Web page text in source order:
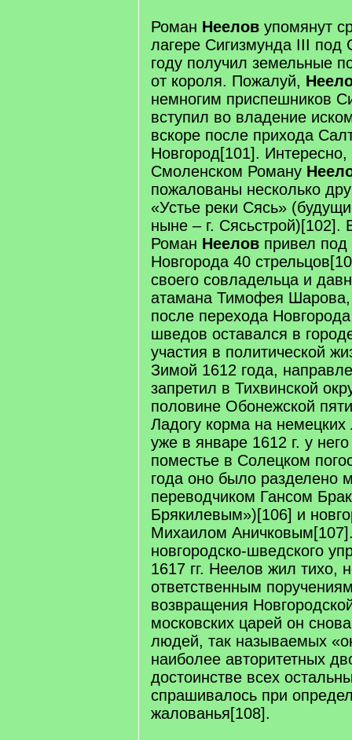
Роман Неелов упомянут
лагере Сигизмунда III под
году получил земельные
от короля. Пожалуй,
немногим приспешников
вступил во владение
вскоре после прихода
Новгород[101].
Смоленском Роману
пожалованы несколько
«Устье реки Сясь»
ныне – г. Сясьстрой)[102].
Роман Неелов привел под
Новгорода 40
своего совладельца и
атамана Тимофея
после перехода
шведов оставался в
участия в политической
Зимой 1612 года,
запретил в Тихвинской
половине Обонежской
Ладогу корма на
уже в январе 1612 г. у
поместье в Солецком
года оно было разделено
переводчиком Гансом
Брякилевым»)[106] и
Михаилом
новгородско-шведского
1617 гг. Неелов жил тихо,
ответственным
возвращения
московских царей он
людей, так называемых
наиболее авторитетных
достоинстве всех
спрашивалось при
жалованья[108].